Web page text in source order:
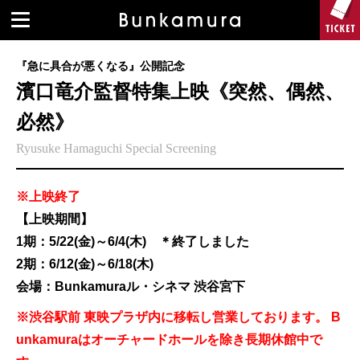
『急に具合が悪くなる』公開記念
濱⼝⻯介監督特集上映《突然、偶然、
必然》
Ryusuke Hamaguchi Special Screening
※上映終了
【上映期間】
1期：5/22(金)～6/4(木) ＊終了しました
2期：6/12(金)～6/18(木)
会場：Bunkamuraル・シネマ 渋谷宮下
※渋谷駅前 東映プラザ内に移転し営業しております。 B
unkamuraはオーチャードホールを除き長期休館中で